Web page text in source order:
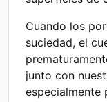
Cuando los
suciedad, el
junto con
especialmente